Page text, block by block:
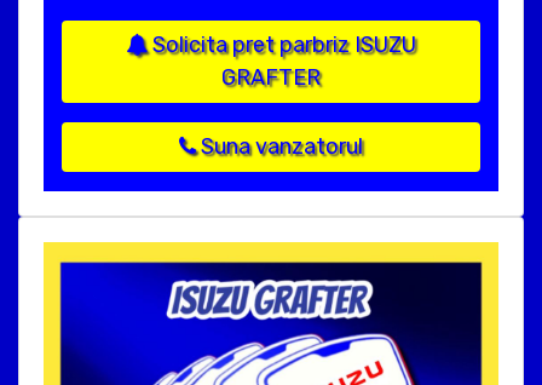
Solicita pret parbriz ISUZU
GRAFTER
Suna vanzatorul